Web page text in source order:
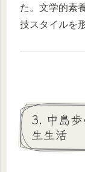
た。文学的素
技スタイルを
3. 中島
生生活